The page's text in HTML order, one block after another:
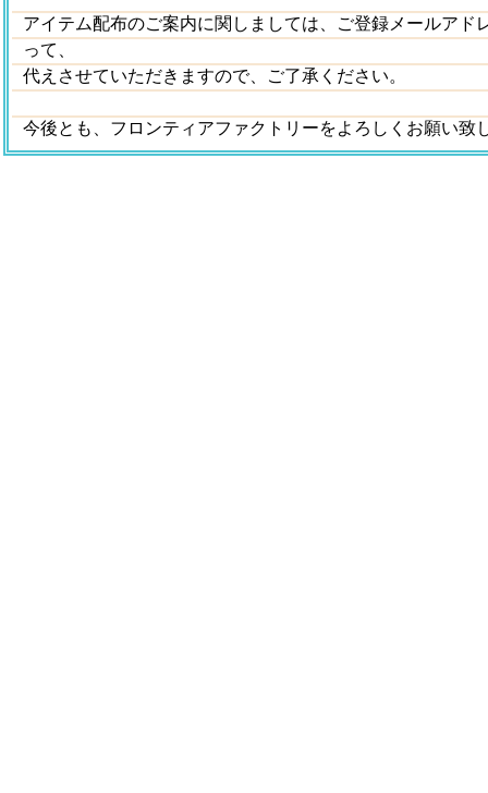
アイテム配布のご案内に関しましては、ご登録メールアド
って、
代えさせていただきますので、ご了承ください。
今後とも、フロンティアファクトリーをよろしくお願い致